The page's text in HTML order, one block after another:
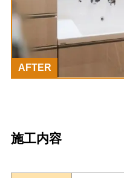
AFTER
施工内容